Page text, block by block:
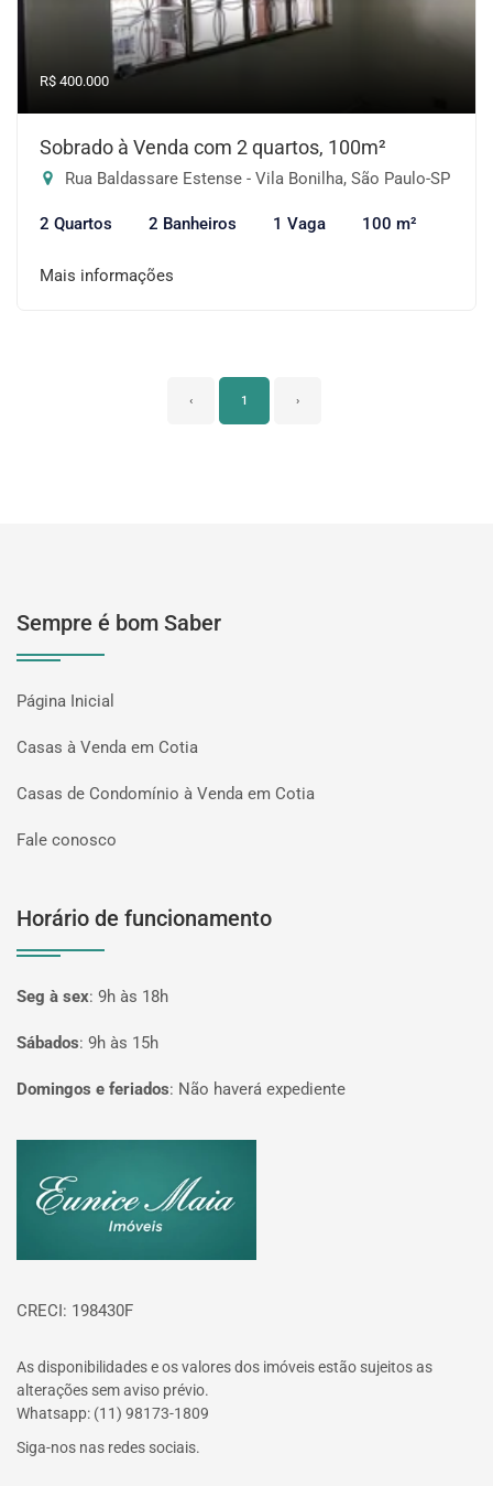
R$ 400.000
Sobrado à Venda com 2 quartos, 100m²
Rua Baldassare Estense - Vila Bonilha, São Paulo-SP
2 Quartos 2 Banheiros 1 Vaga 100 m²
Mais informações
‹ 1 ›
Sempre é bom Saber
Página Inicial
Casas à Venda em Cotia
Casas de Condomínio à Venda em Cotia
Fale conosco
Horário de funcionamento
Seg à sex: 9h às 18h
Sábados: 9h às 15h
Domingos e feriados: Não haverá expediente
CRECI: 198430F
As disponibilidades e os valores dos imóveis estão sujeitos as
alterações sem aviso prévio.
Whatsapp: (11) 98173-1809
Siga-nos nas redes sociais.